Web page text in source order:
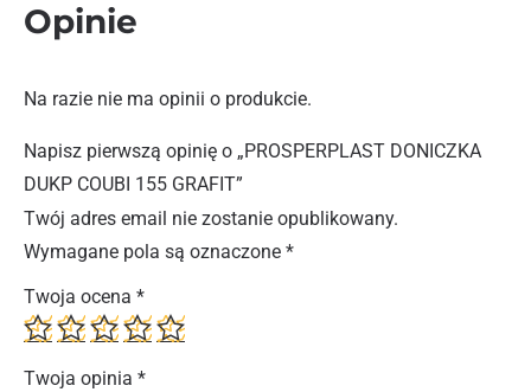
Opinie
Na razie nie ma opinii o produkcie.
Napisz pierwszą opinię o „PROSPERPLAST DONICZKA
DUKP COUBI 155 GRAFIT”
Twój adres email nie zostanie opublikowany.
Wymagane pola są oznaczone *
Twoja ocena *
Twoja opinia *